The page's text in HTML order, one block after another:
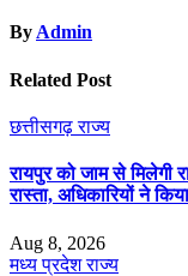
ByAdmin
Related Post
छत्तीसगढ़राज्य
रायपुर को जाम से मिलेगी
रास्ता, अधिकारियों ने
Aug 8, 2026
मध्य प्रदेशराज्य